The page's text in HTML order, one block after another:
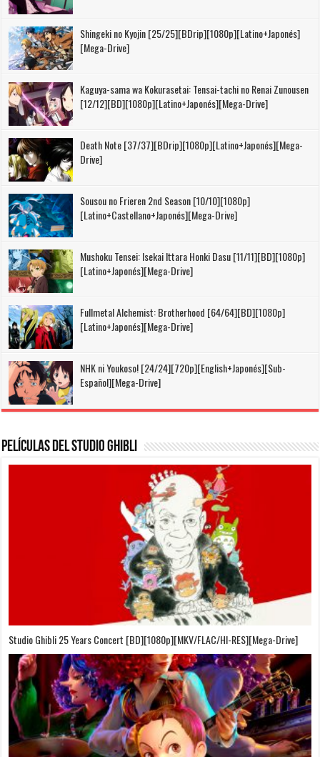
Shingeki no Kyojin [25/25][BDrip][1080p][Latino+Japonés]
[Mega-Drive]
Kaguya-sama wa Kokurasetai: Tensai-tachi no Renai Zunousen
[12/12][BD][1080p][Latino+Japonés][Mega-Drive]
Death Note [37/37][BDrip][1080p][Latino+Japonés][Mega-
Drive]
Sousou no Frieren 2nd Season [10/10][1080p]
[Latino+Castellano+Japonés][Mega-Drive]
Mushoku Tensei: Isekai Ittara Honki Dasu [11/11][BD][1080p]
[Latino+Japonés][Mega-Drive]
Fullmetal Alchemist: Brotherhood [64/64][BD][1080p]
[Latino+Japonés][Mega-Drive]
NHK ni Youkoso! [24/24][720p][English+Japonés][Sub-
Español][Mega-Drive]
Películas del Studio Ghibli
On Your Mark [OVA][BDrip][1080p][Sub-Español][Sub-English][MEGA]